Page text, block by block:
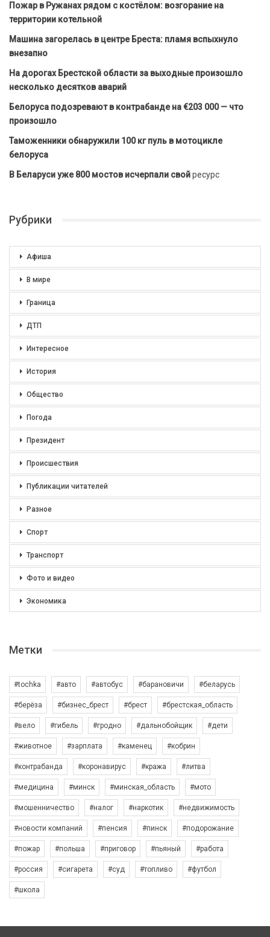
Пожар в Ружанах рядом с костёлом: возгорание на
территории котельной
Машина загорелась в центре Бреста: пламя вспыхнуло
внезапно
На дорогах Брестской области за выходные произошло
несколько десятков аварий
Белоруса подозревают в контрабанде на €203 000 — что
произошло
Таможенники обнаружили 100 кг пуль в мотоцикле
белоруса
В Беларуси уже 800 мостов исчерпали свойресурс
Рубрики
Афиша
В мире
Граница
ДТП
Интересное
История
Общество
Погода
Президент
Происшествия
Публикации читателей
Разное
Спорт
Транспорт
Фото и видео
Экономика
Метки
#tochka #авто #автобус #барановичи #беларусь
#берёза #бизнес_брест #брест #брестская_область
#вело #гибель #гродно #дальнобойщик #дети
#животное #зарплата #каменец #кобрин
#контрабанда #коронавирус #кража #литва
#медицина #минск #минская_область #мото
#мошенничество #налог #наркотик #недвижимость
#новости компаний #пенсия #пинск #подорожание
#пожар #польша #приговор #пьяный #работа
#россия #сигарета #суд #топливо #футбол
#школа